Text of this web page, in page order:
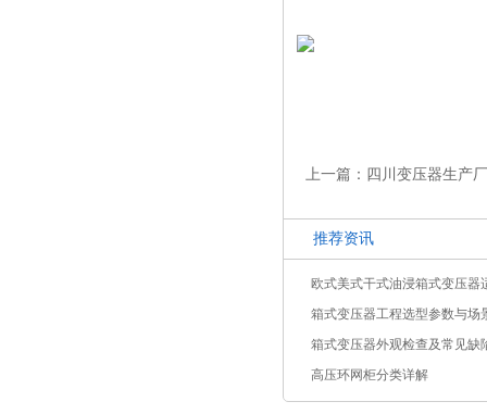
上一篇：四川变压器生产
推荐资讯
欧式美式干式油浸箱式变压器
箱式变压器工程选型参数与场
箱式变压器外观检查及常见缺
高压环网柜分类详解